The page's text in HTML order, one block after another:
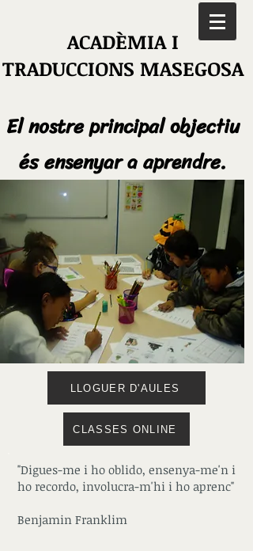
ACADÈMIA I
TRADUCCIONS MASEGOSA
El nostre principal objectiu
és ensenyar a aprendre.
LLOGUER D'AULES
CLASSES ONLINE
"Digues-me i ho oblido, ensenya-me'n i
ho recordo, involucra-m'hi i ho aprenc"
Benjamin Franklim